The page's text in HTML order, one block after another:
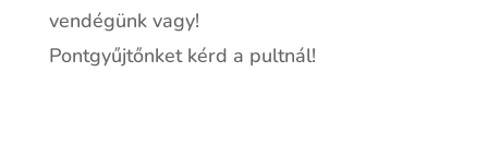
vendégünk vagy!
Pontgyűjtőnket kérd a pultnál!